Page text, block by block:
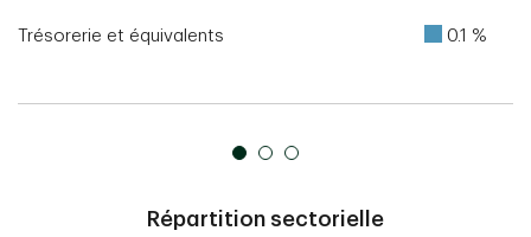
Trésorerie et équivalents 0.1 %
Répartition sectorielle